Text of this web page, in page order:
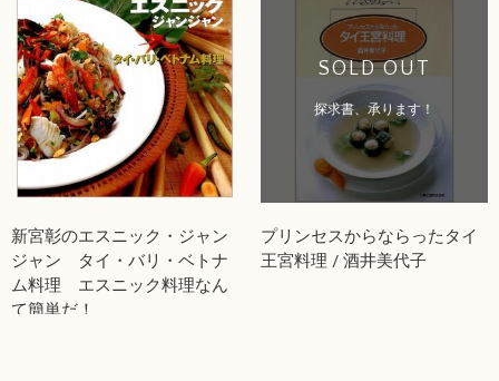
新宮彰のエスニック・ジャン
ジャン タイ・バリ・ベトナ
ム料理 エスニック料理なん
て簡単だ！
SOLD OUT
探求書、承ります！
プリンセスからならったタイ
王宮料理 / 酒井美代子